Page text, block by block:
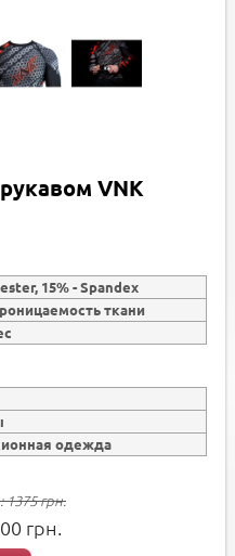
VNK
15% - Spandex
ткани
одежда
1375грн.
грн.